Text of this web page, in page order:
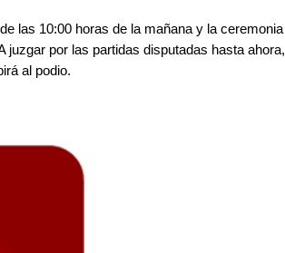
las 10:00 horas de la mañana y la ceremonia
por las partidas disputadas hasta ahora,
al podio.